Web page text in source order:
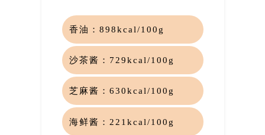
香油： 898kcal/100g
沙茶酱： 729kcal/100g
芝麻酱： 630kcal/100g
海鲜酱： 221kcal/100g